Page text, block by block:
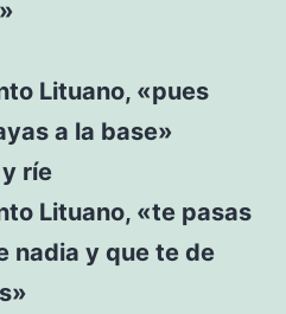
Lituano, «pues
a la base»
ríe
Lituano, «te pasas
nadia y que te de